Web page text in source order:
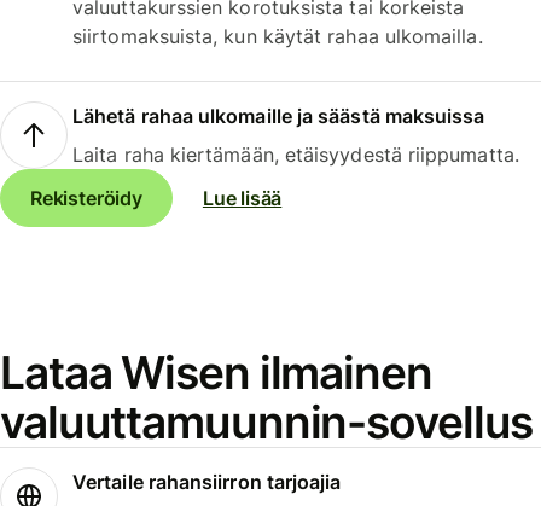
valuuttakurssien korotuksista tai korkeista
siirtomaksuista, kun käytät rahaa ulkomailla.
Lähetä rahaa ulkomaille ja säästä maksuissa
Laita raha kiertämään, etäisyydestä riippumatta.
Rekisteröidy
Lue lisää
Lataa Wisen ilmainen
valuuttamuunnin-sovellus
Vertaile rahansiirron tarjoajia